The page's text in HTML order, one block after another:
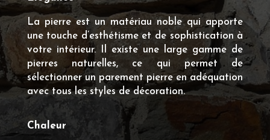
La pierre est un matériau noble qui apporte
une touche d’esthétisme et de sophistication à
votre intérieur. Il existe une large gamme de
pierres naturelles, ce qui permet de
sélectionner un parement pierre en adéquation
avec tous les styles de décoration.
Chaleur